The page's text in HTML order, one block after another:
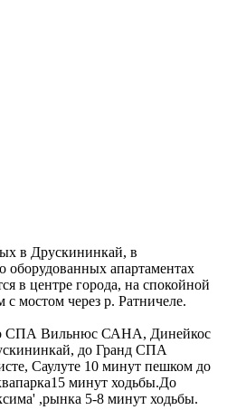
в Друскининкай, в
оборудованных апартаментах
в центре города, на спокойной
мостом через р. Ратничеле.
СПА Вильнюс САНА, Динейкос
до Гранд СПА
Саулуте 10 минут пешком до
минут ходьбы.До
,рынка 5-8 минут ходьбы.